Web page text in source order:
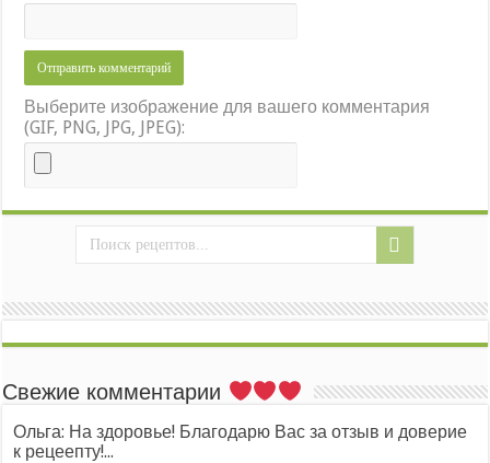
Выберите изображение для вашего комментария
(GIF, PNG, JPG, JPEG):
Свежие комментарии
Ольга: На здоровье! Благодарю Вас за отзыв и доверие
к рецеепту!...